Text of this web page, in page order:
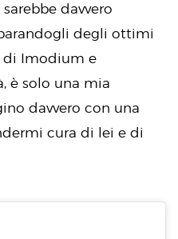
davvero
degli ottimi
di Imodium e
è solo una mia
davvero con una
cura di lei e di